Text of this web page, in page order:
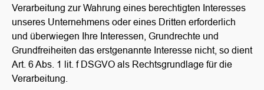
Verarbeitung zur Wahrung eines berechtigten Interesses
unseres Unternehmens oder eines Dritten erforderlich
und überwiegen Ihre Interessen, Grundrechte und
Grundfreiheiten das erstgenannte Interesse nicht, so dient
Art. 6 Abs. 1 lit. f DSGVO als Rechtsgrundlage für die
Verarbeitung.